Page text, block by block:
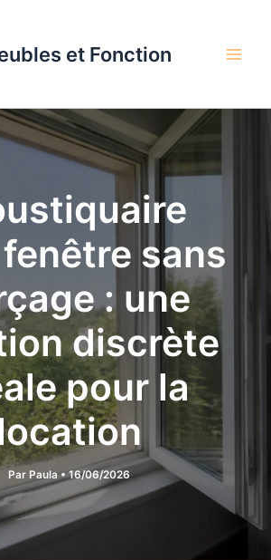
et Fonction
sans
: une
discrète
pour la
Par Paula •16/06/2026